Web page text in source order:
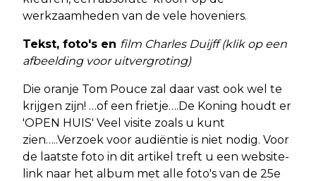
werkzaamheden van de vele hoveniers.
Tekst, foto's en film Charles Duijff (klik op een
afbeelding voor uitvergroting)
Die oranje Tom Pouce zal daar vast ook wel te
krijgen zijn! …of een frietje….De Koning houdt er
'OPEN HUIS' Veel visite zoals u kunt
zien…..Verzoek voor audiëntie is niet nodig. Voor
de laatste foto in dit artikel treft u een website-
link naar het album met alle foto's van de 25e